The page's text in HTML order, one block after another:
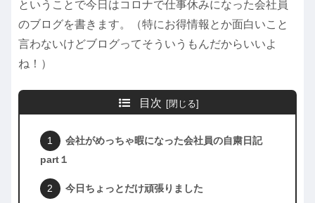
ということで今日はコロナで仕事休みになった会社員
のブログを書きます。（特にお得情報とか面白いこと
言わないけどブログってそういうもんだからいいよ
ね！）
目次
会社がめっちゃ暇になった会社員の自粛日記
part１
今日ちょっとだけ頑張りました